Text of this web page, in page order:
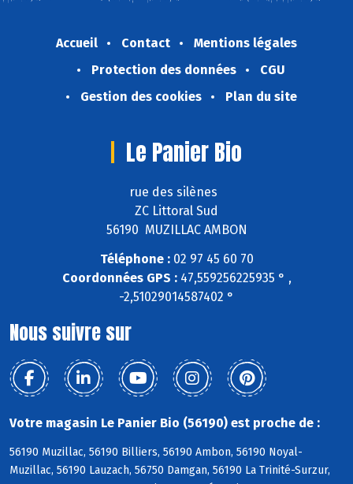
Accueil Contact
Mentions légales
Protection des données
CGU
Gestion des cookies
Plan du site
Le Panier Bio
rue des silènes
ZC Littoral Sud
56190 MUZILLAC AMBON
Téléphone :02 97 45 60 70
Coordonnées GPS :47,559256225935 ° ,
-2,51029014587402 °
Nous suivre sur
Votre magasin Le Panier Bio (56190) est proche de :
56190 Muzillac, 56190 Billiers, 56190 Ambon, 56190 Noyal-
Muzillac, 56190 Lauzach, 56750 Damgan, 56190 La Trinité-Surzur,